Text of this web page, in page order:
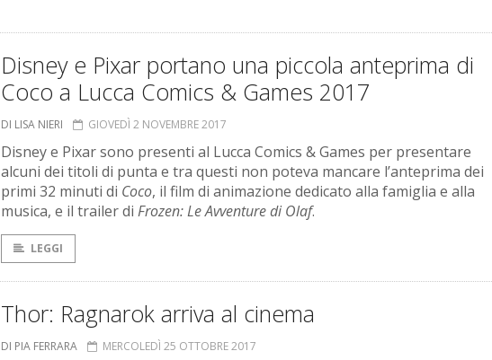
Disney e Pixar portano una piccola anteprima di
Coco a Lucca Comics & Games 2017
DI LISA NIERI GIOVEDÌ 2 NOVEMBRE 2017
Disney e Pixar sono presenti al Lucca Comics & Games per presentare
alcuni dei titoli di punta e tra questi non poteva mancare l’anteprima dei
primi 32 minuti di Coco, il film di animazione dedicato alla famiglia e alla
musica, e il trailer di Frozen: Le Avventure di Olaf.
LEGGI
Thor: Ragnarok arriva al cinema
DI PIA FERRARA MERCOLEDÌ 25 OTTOBRE 2017